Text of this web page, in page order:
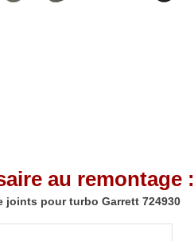
au remontage :
joints pour turbo Garrett 724930